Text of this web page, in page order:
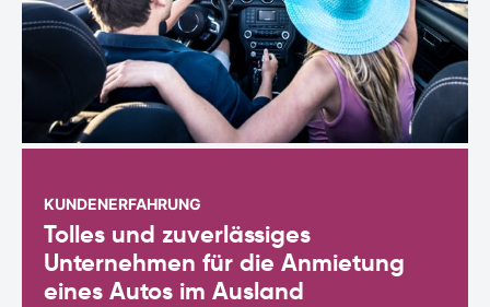
KUNDENERFAHRUNG
Tolles und zuverlässiges
Unternehmen für die Anmietung
eines Autos im Ausland